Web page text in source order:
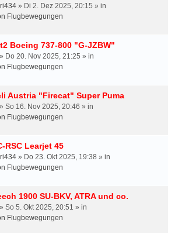
» Di 2. Dez 2025, 20:15 » in
Flugbewegungen
Boeing 737-800 "G-JZBW"
» Do 20. Nov 2025, 21:25 » in
Flugbewegungen
Austria "Firecat" Super Puma
» So 16. Nov 2025, 20:46 » in
Flugbewegungen
RSC Learjet 45
» Do 23. Okt 2025, 19:38 » in
Flugbewegungen
1900 SU-BKV, ATRA und co.
» So 5. Okt 2025, 20:51 » in
Flugbewegungen